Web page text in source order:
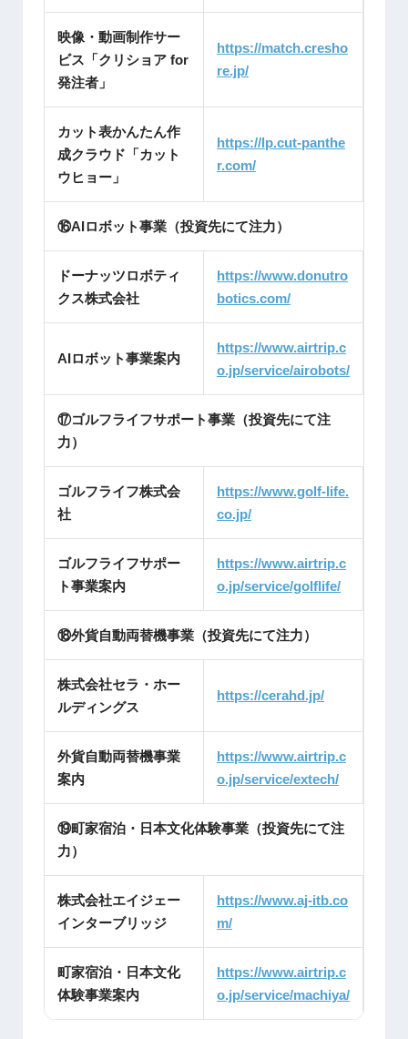
映像・動画制作サー
ビス「クリショア for
発注者」
https://match.cresho
re.jp/
カット表かんたん作
成クラウド「カット
ウヒョー」
https://lp.cut-panthe
r.com/
⑯AIロボット事業（投資先にて注力）
ドーナッツロボティ
クス株式会社
https://www.donutro
botics.com/
AIロボット事業案内
https://www.airtrip.c
o.jp/service/airobots/
⑰ゴルフライフサポート事業（投資先にて注
力）
ゴルフライフ株式会
社
https://www.golf-life.
co.jp/
ゴルフライフサポー
ト事業案内
https://www.airtrip.c
o.jp/service/golflife/
⑱外貨自動両替機事業（投資先にて注力）
株式会社セラ・ホー
ルディングス
https://cerahd.jp/
外貨自動両替機事業
案内
https://www.airtrip.c
o.jp/service/extech/
⑲町家宿泊・日本文化体験事業（投資先にて注
力）
株式会社エイジェー
インターブリッジ
https://www.aj-itb.co
m/
町家宿泊・日本文化
体験事業案内
https://www.airtrip.c
o.jp/service/machiya/